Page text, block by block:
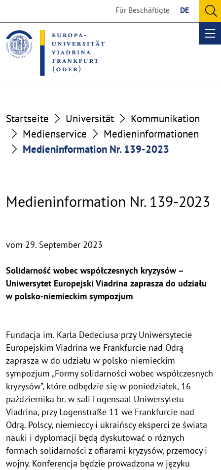
the
content
section
the
footer
section
Für Beschäftigte DE
Startseite Universität
Kommunikation
Medienservice
Medieninformationen
Medieninformation Nr. 139-2023
Medieninformation Nr. 139-2023
vom 29. September 2023
Solidarność wobec współczesnych kryzysów –
Uniwersytet Europejski Viadrina zaprasza do udziału
w polsko-niemieckim sympozjum
Fundacja im. Karla Dedeciusa przy Uniwersytecie
Europejskim Viadrina we Frankfurcie nad Odrą
zaprasza w do udziału w polsko-niemieckim
sympozjum „Formy solidarności wobec współczesnych
kryzysów”, które odbędzie się w poniedziałek, 16
października br. w sali Logensaal Uniwersytetu
Viadrina, przy Logenstraße 11 we Frankfurcie nad
Odrą. Polscy, niemieccy i ukraińscy eksperci ze świata
nauki i dyplomacji będą dyskutować o różnych
formach solidarności z ofiarami kryzysów, przemocy i
wojny. Konferencja będzie prowadzona w języku